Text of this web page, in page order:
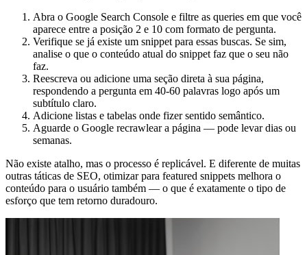
Abra o Google Search Console e filtre as queries em que você
aparece entre a posição 2 e 10 com formato de pergunta.
Verifique se já existe um snippet para essas buscas. Se sim,
analise o que o conteúdo atual do snippet faz que o seu não
faz.
Reescreva ou adicione uma seção direta à sua página,
respondendo a pergunta em 40-60 palavras logo após um
subtítulo claro.
Adicione listas e tabelas onde fizer sentido semântico.
Aguarde o Google recrawlear a página — pode levar dias ou
semanas.
Não existe atalho, mas o processo é replicável. E diferente de muitas
outras táticas de SEO, otimizar para featured snippets melhora o
conteúdo para o usuário também — o que é exatamente o tipo de
esforço que tem retorno duradouro.